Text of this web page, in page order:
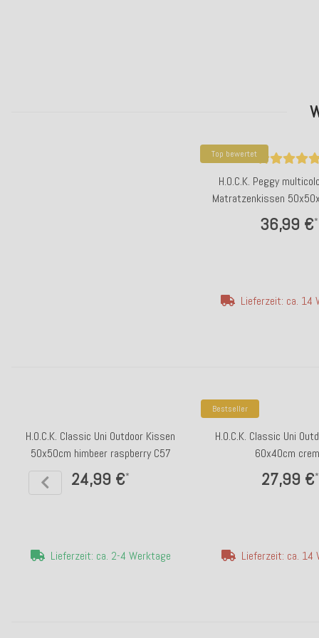
Top bewertet
H.O.C.K. Peggy
Matratzenkissen
design
36,99 €*
Lieferzeit: ca. 14
H.O.C.K. Classic Uni Outdoor Kissen
50x50cm himbeer raspberry C57
24,99 €*
Lieferzeit: ca. 2-4 Werktage
Bestseller
H.O.C.K. Classic Uni
60x40cm
27,99 €*
Lieferzeit: ca. 14